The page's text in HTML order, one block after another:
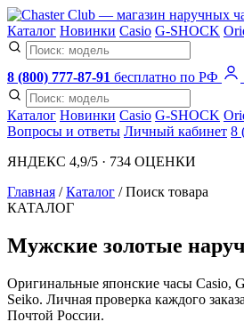
Каталог Новинки Casio G-SHOCK
8 (800) 777-87-91 бесплатно по РФ
Каталог Новинки Casio G-SHOCK
Вопросы и ответы Личный кабинет 8
ЯНДЕКС 4,9/5 · 734 ОЦЕНКИ
Главная / Каталог / Поиск товара
КАТАЛОГ
Мужские золотые
Оригинальные японские часы Casio,
Seiko. Личная проверка каждого
Почтой России.